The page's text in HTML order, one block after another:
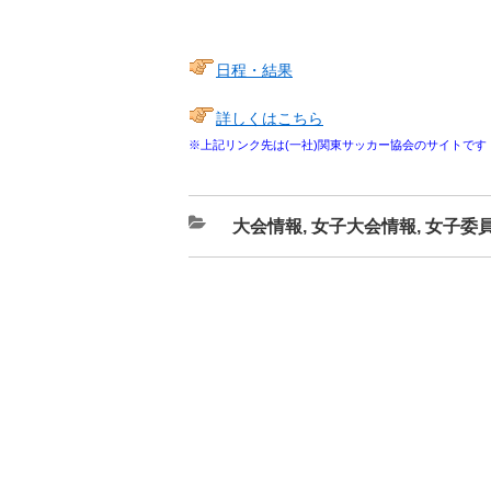
日程・結果
詳しくはこちら
※上記リンク先は(一社)関東サッカー協会のサイトです
カ
テ
大会情報, 女子大会情報, 女子委